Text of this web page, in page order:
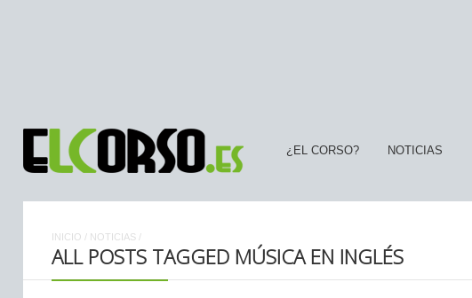
¿EL CORSO? NOTICIAS
INICIO / NOTICIAS /
ALL POSTS TAGGED MÚSICA EN INGLÉS